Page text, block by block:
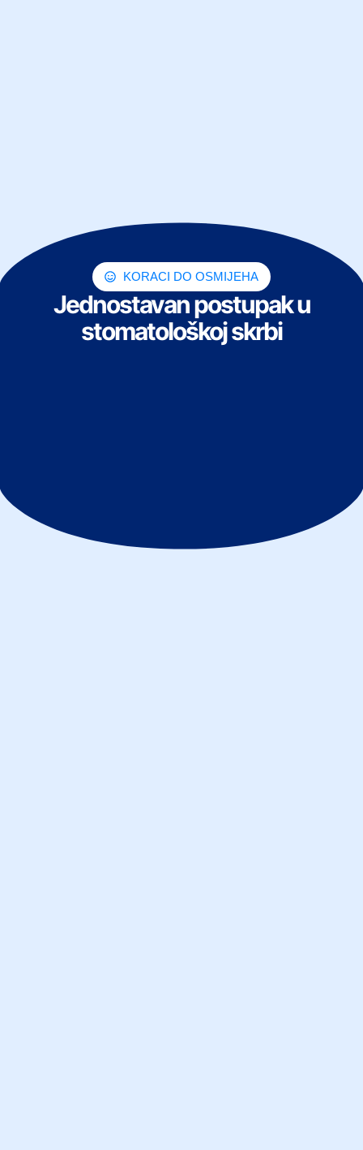
KORACI DO OSMIJEHA
Jednostavan postupak u
stomatološkoj skrbi